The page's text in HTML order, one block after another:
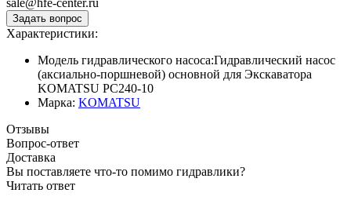
Характеристики:
Модель гидравлического насоса:Гидравлический насос
(аксиально-поршневой) основной для Экскаватора
KOMATSU PC240-10
Марка: KOMATSU
Отзывы
Вопрос-ответ
Доставка
Вы поставляете что-то помимо гидравлики?
Читать ответ